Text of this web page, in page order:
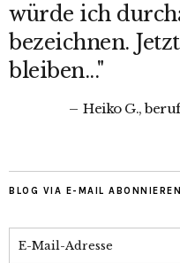
würde ich
bezeichnen.
bleiben..."
Heiko G.,
BLOG VIA E-MAIL ABONNIEREN